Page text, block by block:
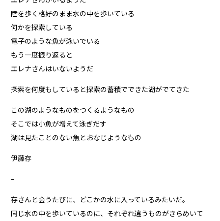
陸を歩く格好のまま水の中を歩いている
何かを探索している
電子のような魚が泳いでいる
もう一度振り返ると
エレナさんはいないようだ
探索を何度もしていると探索の蓄積でできた湖がでてきた
この湖のようなものをつくるようなもの
そこでは小魚が増えて泳ぎだす
湖は見たことのない魚とおなじようなもの
伊藤存
–
存さんと会うたびに、どこかの水に入っているみたいだ。
同じ水の中を歩いているのに、それぞれ違うものがきらめいて